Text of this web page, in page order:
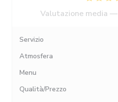
Valutazione media —
Servizio
Atmosfera
Menu
Qualità/Prezzo